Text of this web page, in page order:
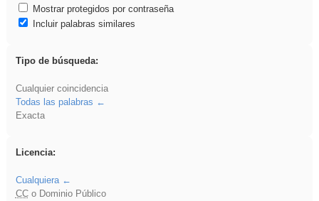
Mostrar protegidos por contraseña
Incluir palabras similares
Tipo de búsqueda:
Cualquier coincidencia
Todas las palabras
Exacta
Licencia:
Cualquiera
CCo Dominio Público